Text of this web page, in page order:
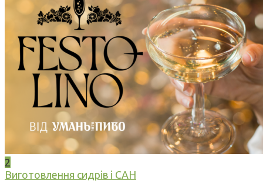
2
Виготовлення сидрів і САН